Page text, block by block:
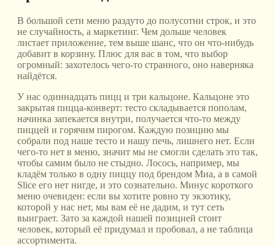
В большой сети меню раздуто до полусотни строк, и это
не случайность, а маркетинг. Чем дольше человек
листает приложение, тем выше шанс, что он что-нибудь
добавит в корзину. Плюс для вас в том, что выбор
огромный: захотелось чего-то странного, оно наверняка
найдётся.
У нас одиннадцать пицц и три кальцоне. Кальцоне это
закрытая пицца-конверт: тесто складывается пополам,
начинка запекается внутри, получается что-то между
пиццей и горячим пирогом. Каждую позицию мы
собрали под наше тесто и нашу печь, лишнего нет. Если
чего-то нет в меню, значит мы не смогли сделать это так,
чтобы самим было не стыдно. Лосось, например, мы
кладём только в одну пиццу под брендом Миа, а в самой
Slice его нет нигде, и это сознательно. Минус короткого
меню очевиден: если вы хотите ровно ту экзотику,
которой у нас нет, мы вам её не дадим, и тут сеть
выиграет. Зато за каждой нашей позицией стоит
человек, который её придумал и пробовал, а не таблица
ассортимента.